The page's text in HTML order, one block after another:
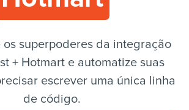
os superpoderes da integração
+ Hotmart e automatize suas
escrever uma única linha
de código.